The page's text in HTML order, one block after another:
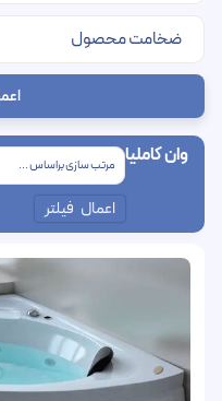
وان کاملیا
اعمال فیلتر